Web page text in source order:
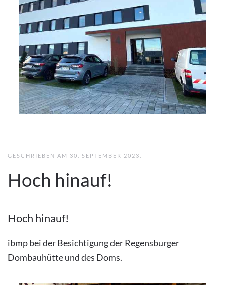
GESCHRIEBEN AM 30. SEPTEMBER 2023
Hoch hinauf!
Hoch hinauf!
ibmp bei der Besichtigung der Regensburger
Dombauhütte und des Doms.